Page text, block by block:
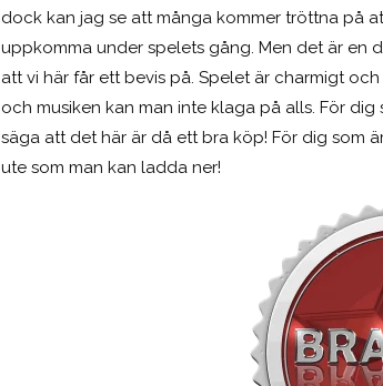
dock kan jag se att många kommer tröttna på
uppkomma under spelets gång. Men det är en
att vi här får ett bevis på. Spelet är charmigt
och musiken kan man inte klaga på alls. För
säga att det här är då ett bra köp! För dig som
ute som man kan ladda ner!